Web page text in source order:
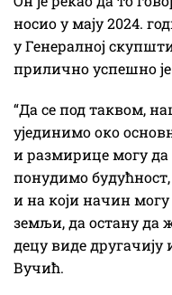
носио у мају 2024.
у Генералној
прилично успешно
“Да се под таквом,
ујединимо око
и размирице могу
понудимо
и на који начин могу
земљи, да остану да
децу виде другачију
Вучић.